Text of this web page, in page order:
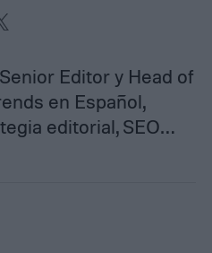
Editor y Head of
en Español,
editorial, SEO…